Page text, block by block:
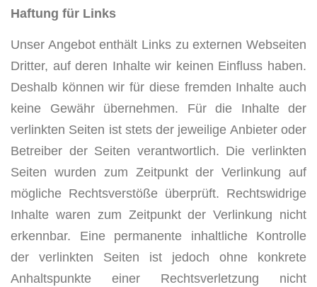
Haftung für Links
Unser Angebot enthält Links zu externen Webseiten
Dritter, auf deren Inhalte wir keinen Einfluss haben.
Deshalb können wir für diese fremden Inhalte auch
keine Gewähr übernehmen. Für die Inhalte der
verlinkten Seiten ist stets der jeweilige Anbieter oder
Betreiber der Seiten verantwortlich. Die verlinkten
Seiten wurden zum Zeitpunkt der Verlinkung auf
mögliche Rechtsverstöße überprüft. Rechtswidrige
Inhalte waren zum Zeitpunkt der Verlinkung nicht
erkennbar. Eine permanente inhaltliche Kontrolle
der verlinkten Seiten ist jedoch ohne konkrete
Anhaltspunkte einer Rechtsverletzung nicht